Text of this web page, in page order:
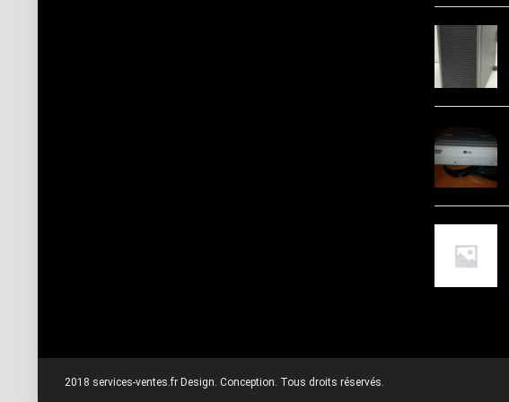
2018 services-ventes.fr Design. Conception. Tous droits réservés.